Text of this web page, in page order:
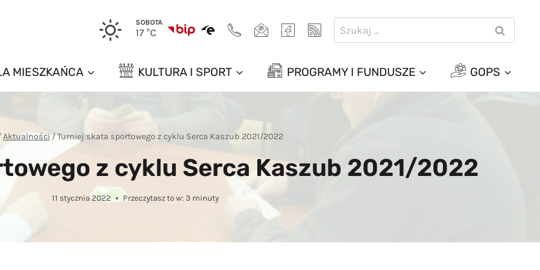
SOBOTA
17 °C
Szukaj:
MIESZKAŃCA KULTURA I SPORT PROGRAMY I FUNDUSZE GOPS
Aktualności/Turniej skata sportowego z cyklu Serca Kaszub 2021/2022
z cyklu Serca Kaszub 2021/2022
11 stycznia 2022 Przeczytasz to w:3 minuty